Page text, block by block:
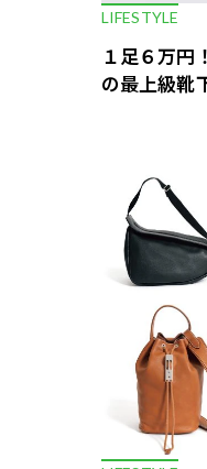
LIFESTYLE
１足６万円
の最上級靴